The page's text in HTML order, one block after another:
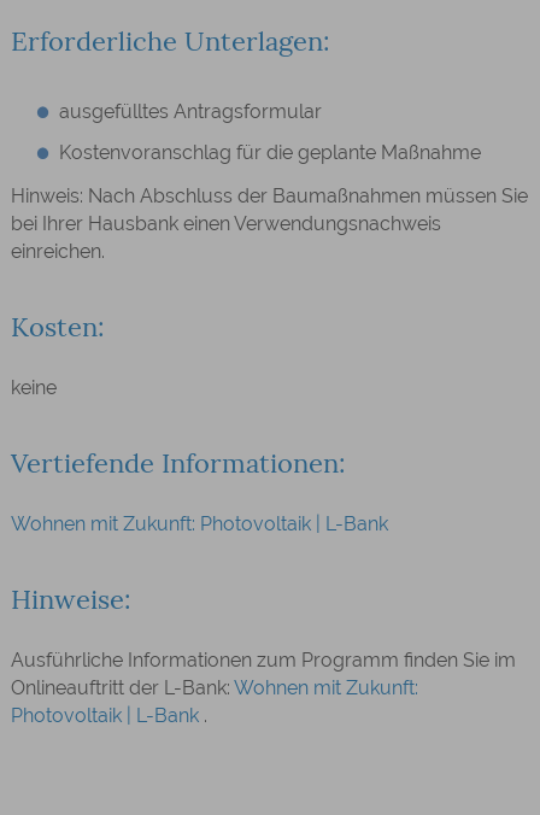
Erforderliche Unterlagen:
ausgefülltes Antragsformular
Kostenvoranschlag für die geplante Maßnahme
Hinweis: Nach Abschluss der Baumaßnahmen müssen Sie
bei Ihrer Hausbank einen Verwendungsnachweis
einreichen.
Kosten:
keine
Vertiefende Informationen:
Wohnen mit Zukunft: Photovoltaik | L-Bank
Hinweise:
Ausführliche Informationen zum Programm finden Sie im
Onlineauftritt der L-Bank: Wohnen mit Zukunft:
Photovoltaik | L-Bank .